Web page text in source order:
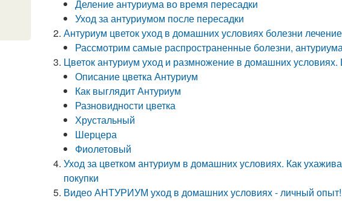
Деление антуриума во время пересадки
Уход за антуриумом после пересадки
Антуриум цветок уход в домашних условиях болезни
Рассмотрим самые распространенные болезни,
Цветок антуриум уход и размножение в домашних
Описание цветка Антуриум
Как выглядит Антуриум
Разновидности цветка
Хрустальный
Шерцера
Фиолетовый
Уход за цветком антуриум в домашних условиях. Как
покупки
Видео АНТУРИУМ уход в домашних условиях - личный опыт!